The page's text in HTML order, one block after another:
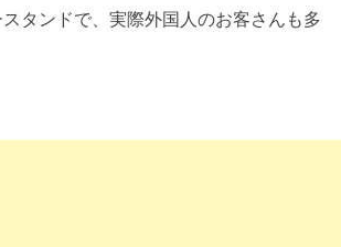
タンドで、実際外国人のお客さんも多